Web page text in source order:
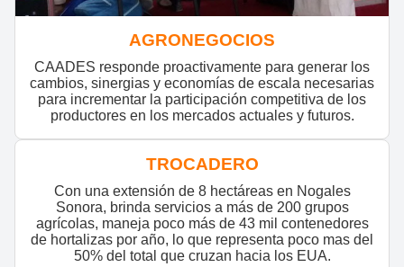
AGRONEGOCIOS
CAADES responde proactivamente para generar los
cambios, sinergias y economías de escala necesarias
para incrementar la participación competitiva de los
productores en los mercados actuales y futuros.
TROCADERO
Con una extensión de 8 hectáreas en Nogales
Sonora, brinda servicios a más de 200 grupos
agrícolas, maneja poco más de 43 mil contenedores
de hortalizas por año, lo que representa poco mas del
50% del total que cruzan hacia los EUA.